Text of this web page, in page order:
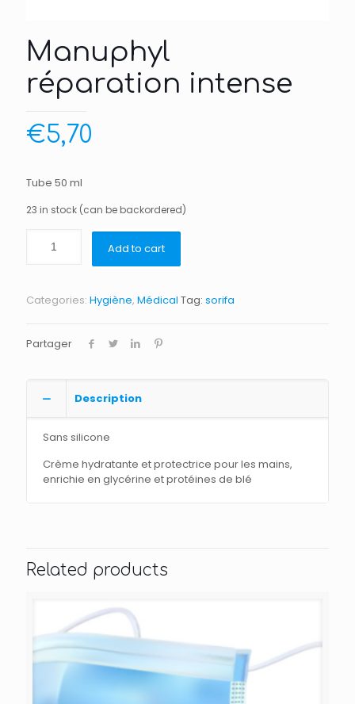
Manuphyl
réparation intense
€5,70
Tube 50 ml
23 in stock (can be backordered)
Add to cart
Categories: Hygiène, Médical Tag: sorifa
Partager
Description
Sans silicone
Crème hydratante et protectrice pour les mains,
enrichie en glycérine et protéines de blé
Related products